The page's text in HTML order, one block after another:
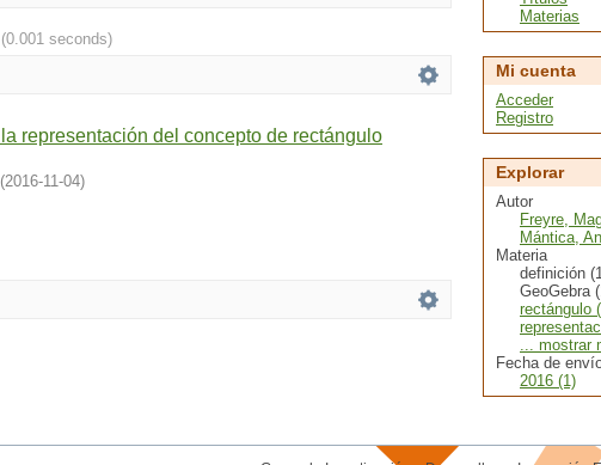
(0.001 seconds)
representación del concepto de rectángulo
(2016-11-04)
Materias
Mi cuenta
Acceder
Registro
Explorar
Autor
Freyre,
Mántica,
Materia
definición
GeoGebra
rectángulo
... mostrar
Fecha de
2016 (1)